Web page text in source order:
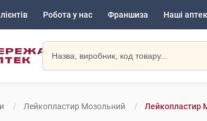
Робота у нас Франшиза Наші
Лейкопластир Мозольний Лейкопластир